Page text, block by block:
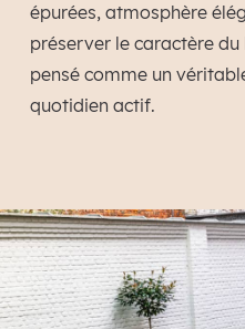
épurées, atmosphère
préserver le caractère
pensé comme un
quotidien actif.